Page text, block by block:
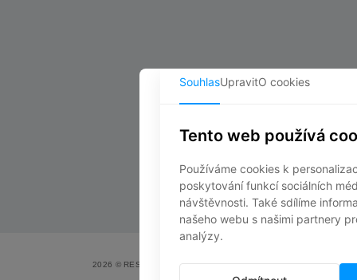
2026 © RESSED, všechna práva vyhrazena